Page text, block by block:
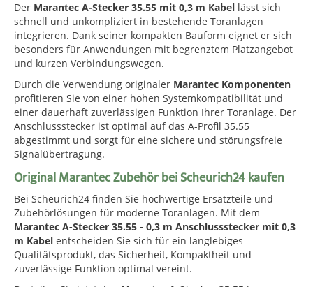
Der Marantec A-Stecker 35.55 mit 0,3 m Kabel lässt sich
schnell und unkompliziert in bestehende Toranlagen
integrieren. Dank seiner kompakten Bauform eignet er sich
besonders für Anwendungen mit begrenztem Platzangebot
und kurzen Verbindungswegen.
Durch die Verwendung originaler Marantec Komponenten
profitieren Sie von einer hohen Systemkompatibilität und
einer dauerhaft zuverlässigen Funktion Ihrer Toranlage. Der
Anschlussstecker ist optimal auf das A-Profil 35.55
abgestimmt und sorgt für eine sichere und störungsfreie
Signalübertragung.
Original Marantec Zubehör bei Scheurich24 kaufen
Bei Scheurich24 finden Sie hochwertige Ersatzteile und
Zubehörlösungen für moderne Toranlagen. Mit dem
Marantec A-Stecker 35.55 - 0,3 m Anschlussstecker mit 0,3
m Kabel entscheiden Sie sich für ein langlebiges
Qualitätsprodukt, das Sicherheit, Kompaktheit und
zuverlässige Funktion optimal vereint.